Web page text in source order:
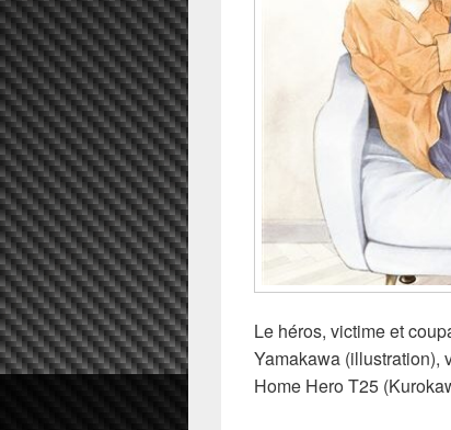
Le héros, victime et
Yamakawa (illustration),
Home Hero T25